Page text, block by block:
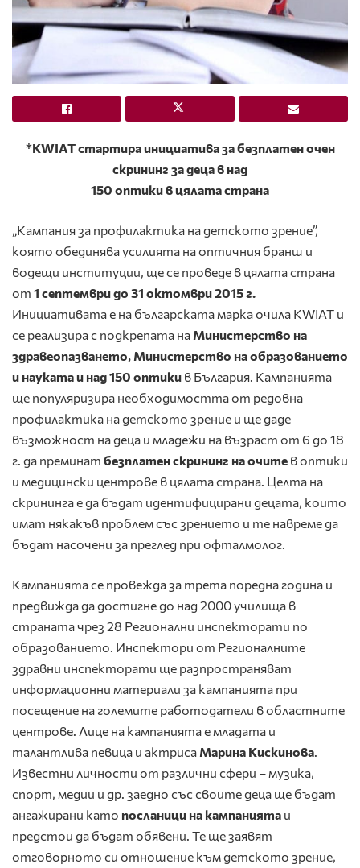
*KWIAT стартира инициатива за безплатен очен
скрининг за деца в над
150 оптики в цялата страна
„Кампания за профилактика на детското зрение”,
която обединява усилията на оптичния бранш и
водещи институции, ще се проведе в цялата страна
от 1 септември до 31 октомври 2015 г.
Инициативата е на българската марка очила KWIAT и
се реализира с подкрепата на Министерство на
здравеопазването, Министерство на образованието
и науката и над 150 оптики в България. Кампанията
ще популяризира необходимостта от редовна
профилактика на детското зрение и ще даде
възможност на деца и младежи на възраст от 6 до 18
г. да преминат безплатен скрининг на очите в оптики
и медицински центрове в цялата страна. Целта на
скрининга е да бъдат идентифицирани децата, които
имат някакъв проблем със зрението и те навреме да
бъдат насочени за преглед при офталмолог.
Кампанията се провежда за трета поредна година и
предвижда да достигне до над 2000 училища в
страната чрез 28 Регионални инспекторати по
образованието. Инспектори от Регионалните
здравни инспекторати ще разпространяват
информационни материали за кампанията при
посещение на големите работодатели в областните
центрове. Лице на кампанията е младата и
талантлива певица и актриса Марина Кискинова.
Известни личности от различни сфери – музика,
спорт, медии и др. заедно със своите деца ще бъдат
ангажирани като посланици на кампанията и
предстои да бъдат обявени. Те ще заявят
отговорното си отношение към детското зрение,